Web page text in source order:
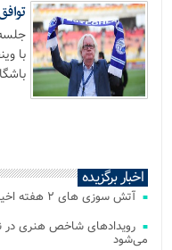
با
اخبار برگزیده
آتش‌ سوزی‌ های ۲ هفته اخیر میانکاله عمدی بود
می‌شود